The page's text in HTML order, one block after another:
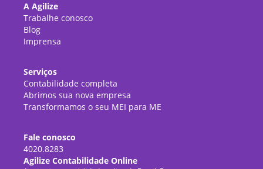
A Agilize
Trabalhe conosco
Blog
Imprensa
Serviços
Contabilidade completa
Abrimos sua nova empresa
Transformamos o seu MEI para ME
Fale conosco
4020.8283
Agilize Contabilidade Online